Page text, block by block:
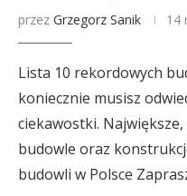
przez Grzegorz Sanik 14
Lista 10 rekordowych
koniecznie musisz
ciekawostki. Największe,
budowle oraz
budowli w Polsce